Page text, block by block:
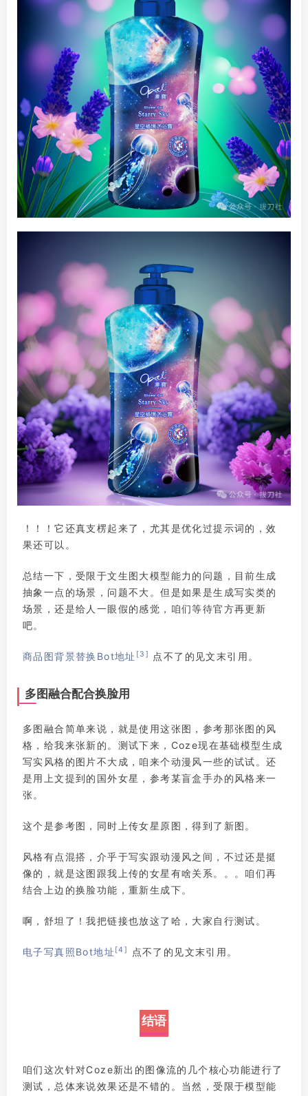
！！！它还真支楞起来了，尤其是优化过提示词的，效
果还可以。
总结一下，受限于文生图大模型能力的问题，目前生成
抽象一点的场景，问题不大。但是如果是生成写实类的
场景，还是给人一眼假的感觉，咱们等待官方再更新
吧。
商品图背景替换Bot地址 [3] 点不了的见文末引用。
多图融合配合换脸用
多图融合简单来说，就是使用这张图，参考那张图的风
格，给我来张新的。测试下来，Coze现在基础模型生成
写实风格的图片不大成，咱来个动漫风一些的试试。还
是用上文提到的国外女星，参考某盲盒手办的风格来一
张。
这个是参考图，同时上传女星原图，得到了新图。
风格有点混搭，介乎于写实跟动漫风之间，不过还是挺
像的，就是这图跟我上传的女星有啥关系。。。咱们再
结合上边的换脸功能，重新生成下。
啊，舒坦了！我把链接也放这了哈，大家自行测试。
电子写真照Bot地址 [4] 点不了的见文末引用。
结语
咱们这次针对Coze新出的图像流的几个核心功能进行了
测试，总体来说效果还是不错的。当然，受限于模型能